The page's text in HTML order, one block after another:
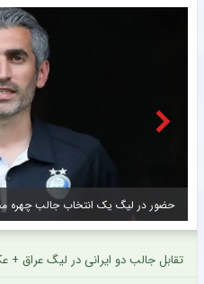
تقابل جالب دو ایرانی در لیگ عراق